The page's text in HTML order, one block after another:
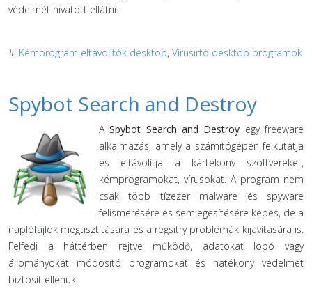
védelmét hivatott ellátni.
# Kémprogram eltávolítók desktop, Vírusirtó desktop programok
Spybot Search and Destroy
ASpybot Search and Destroy egy freeware
alkalmazás, amely a számítógépen felkutatja
és eltávolítja a kártékony szoftvereket,
kémprogramokat, vírusokat. A program nem
csak több tízezer malware és spyware
felismerésére és semlegesítésére képes, de a
naplófájlok megtisztítására és a regsitry problémák kijavítására is.
Felfedi a háttérben rejtve működő, adatokat lopó vagy
állományokat módosító programokat és hatékony védelmet
biztosít ellenük.